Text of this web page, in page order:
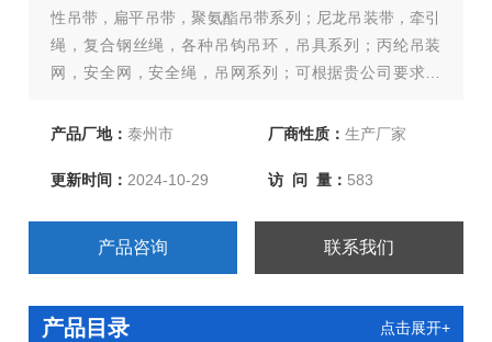
性吊带，扁平吊带，聚氨酯吊带系列；尼龙吊装带，牵引
绳，复合钢丝绳，各种吊钩吊环，吊具系列；丙纶吊装
网，安全网，安全绳，吊网系列；可根据贵公司要求生
产品厂地：泰州市 厂商性质： 生产厂家
更新时间：2024-10-29 访 问 量： 583
产品咨询 联系我们
产品目录 点击展开+